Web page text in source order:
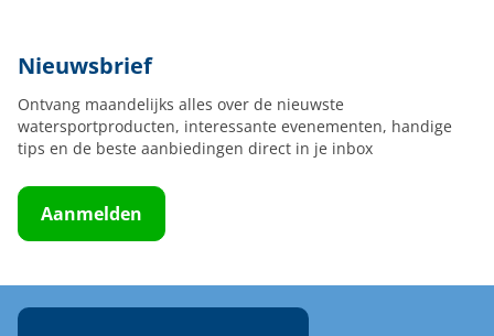
Nieuwsbrief
Ontvang maandelijks alles over de nieuwste
watersportproducten, interessante evenementen, handige
tips en de beste aanbiedingen direct in je inbox
Aanmelden